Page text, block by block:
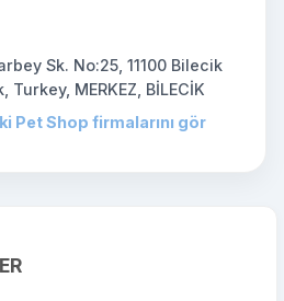
Sk. No:25, 11100 Bilecik
MERKEZ, BİLECİK
Pet Shop firmalarını gör